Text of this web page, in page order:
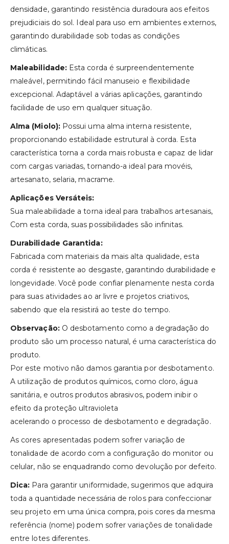
densidade, garantindo resistência duradoura aos efeitos
prejudiciais do sol. Ideal para uso em ambientes externos,
garantindo durabilidade sob todas as condições
climáticas.
Maleabilidade:Esta corda é surpreendentemente
maleável, permitindo fácil manuseio e flexibilidade
excepcional. Adaptável a várias aplicações, garantindo
facilidade de uso em qualquer situação.
Alma (Miolo):Possui uma alma interna resistente,
proporcionando estabilidade estrutural à corda. Esta
característica torna a corda mais robusta e capaz de lidar
com cargas variadas, tornando-a ideal para movéis,
artesanato, selaria, macrame.
Aplicações Versáteis:
Sua maleabilidade a torna ideal para trabalhos artesanais,
Com esta corda, suas possibilidades são infinitas.
Durabilidade Garantida:
Fabricada com materiais da mais alta qualidade, esta
corda é resistente ao desgaste, garantindo durabilidade e
longevidade. Você pode confiar plenamente nesta corda
para suas atividades ao ar livre e projetos criativos,
sabendo que ela resistirá ao teste do tempo.
Observação:O desbotamento como a degradação do
produto são um processo natural, é uma característica do
produto.
Por este motivo não damos garantia por desbotamento.
A utilização de produtos químicos, como cloro, água
sanitária, e outros produtos abrasivos, podem inibir o
efeito da proteção ultravioleta
acelerando o processo de desbotamento e degradação.
As cores apresentadas podem sofrer variação de
tonalidade de acordo com a configuração do monitor ou
celular, não se enquadrando como devolução por defeito.
Dica: Para garantir uniformidade, sugerimos que adquira
toda a quantidade necessária de rolos para confeccionar
seu projeto em uma única compra, pois cores da mesma
referência (nome) podem sofrer variações de tonalidade
entre lotes diferentes.